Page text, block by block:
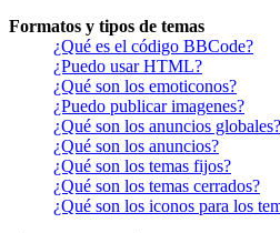
Formatos y tipos de temas
¿Qué es el código BBCode?
¿Puedo usar HTML?
¿Qué son los emoticonos?
¿Puedo publicar imagenes?
¿Qué son los anuncios globales?
¿Qué son los anuncios?
¿Qué son los temas fijos?
¿Qué son los temas cerrados?
¿Qué son los iconos para los